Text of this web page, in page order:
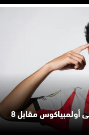
أنس صلاح الدين على أعتاب الانتقال إلى أولمبياكوس مقابل 8